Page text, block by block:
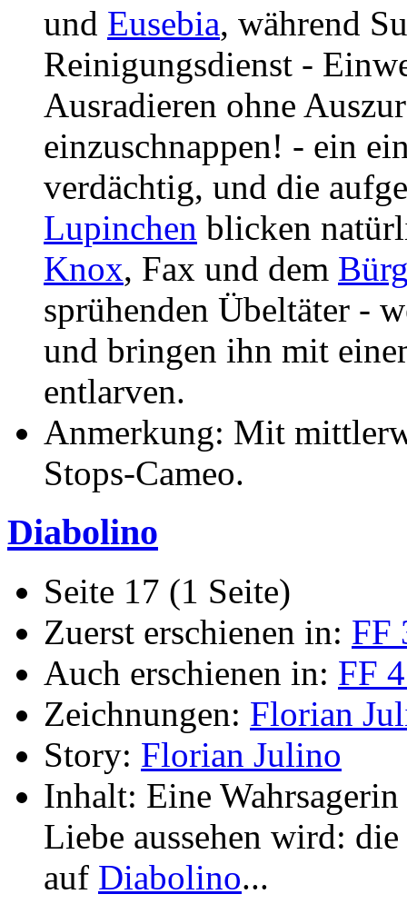
und Eusebia, während
Reinigungsdienst -
Ausradieren ohne
einzuschnappen! - ein
verdächtig, und die
Lupinchen blicken
Knox, Fax und dem
sprühenden Übeltäter -
und bringen ihn mit
entlarven.
Anmerkung: Mit
Stops-Cameo.
Diabolino
Seite 17 (1 Seite)
Zuerst erschienen in: FF
Auch erschienen in: FF
Zeichnungen: Florian
Story: Florian Julino
Inhalt: Eine
Liebe aussehen wird:
auf Diabolino...